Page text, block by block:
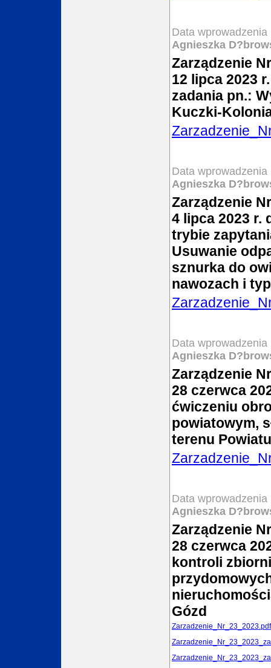
Data
Agnieszka
Zarządzenie
12 lipca 2023
zadania pn.:
Kuczki-
Data
Agnieszka
Zarządzenie
4 lipca 2023 r.
trybie
Usuwanie
sznurka do
nawozach i
Data
Agnieszka
Zarządzenie
28 czerwca
ćwiczeniu
powiatowym,
terenu
Data
Agnieszka
Zarządzenie
28 czerwca
kontroli
Gózd
Zarzadzenie_Nr_23_2023.pdf